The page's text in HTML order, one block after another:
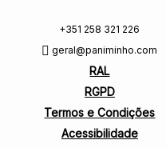
+351 258 321 226
geral@paniminho.com
RAL
RGPD
Termos e Condições
Acessibilidade